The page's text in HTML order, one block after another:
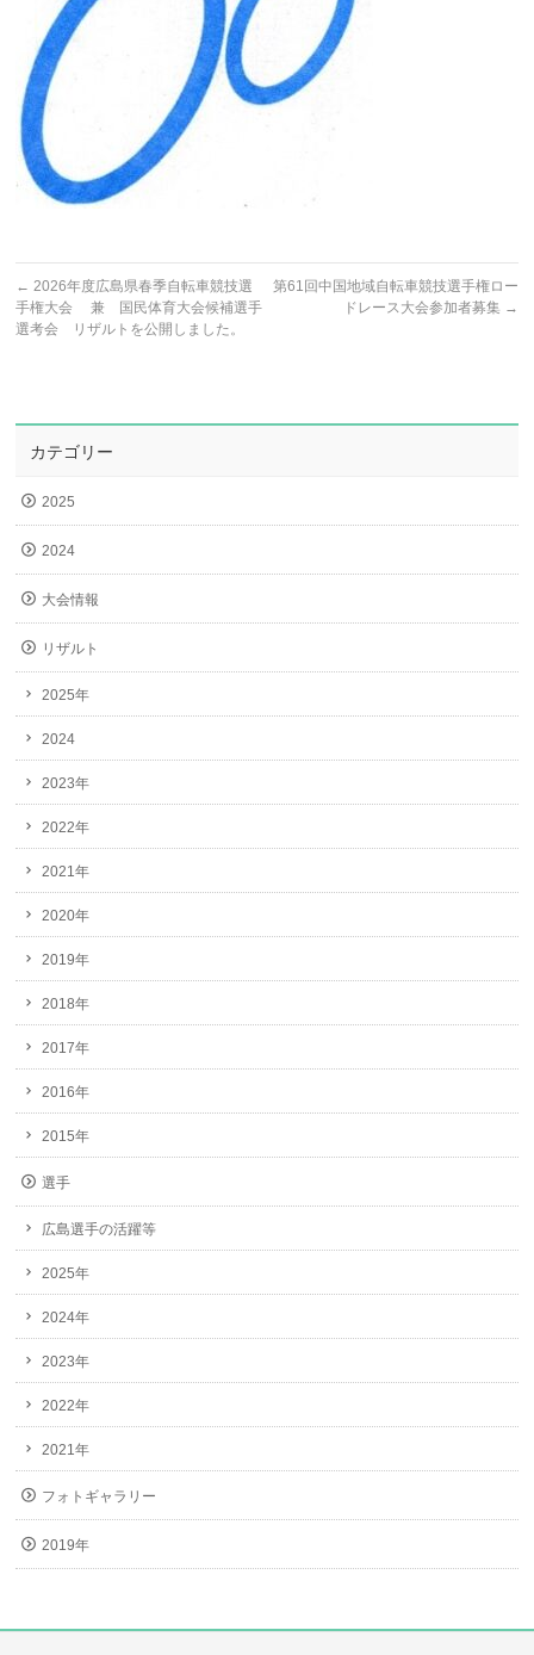
← 2026年度広島県春季自転車競技選
手権大会 兼 国民体育大会候補選手
選考会 リザルトを公開しました。
第61回中国地域自転車競技選手権ロー
ドレース大会参加者募集 →
カテゴリー
2025
2024
大会情報
リザルト
2025年
2024
2023年
2022年
2021年
2020年
2019年
2018年
2017年
2016年
2015年
選手
広島選手の活躍等
2025年
2024年
2023年
2022年
2021年
フォトギャラリー
2019年